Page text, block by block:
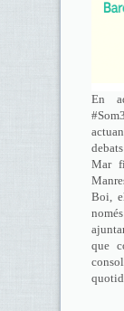
En
Mar
Boi,
que